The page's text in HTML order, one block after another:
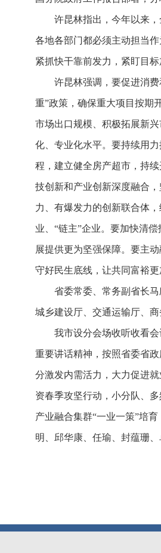
许昆林指出，今年以来
各地各部门都必须主动担当
紧抓快干靠前发力，紧盯目
许昆林强调，要促进消
重”政策，确保重大项目按期
市场出口规模、积极拓展新
化、专业化水平。要持续用
程，建立健全房产超市，持
技创新和产业创新深度融合
力、有爆发力的创新联合体
业、“链主”企业。要加快清
展提供更为坚强保障。要主
守好民生底线，让共同富裕
省委常委、常务副省长
城乡建设厅、交通运输厅、商
我市设分会场收听收看
重要讲话精神，按照省委省
分激发内需活力，大力促进
资春季攻坚行动，小分队、
产业融合集群“一业一策”培
明、邱华康、任瑜、封蕴珊